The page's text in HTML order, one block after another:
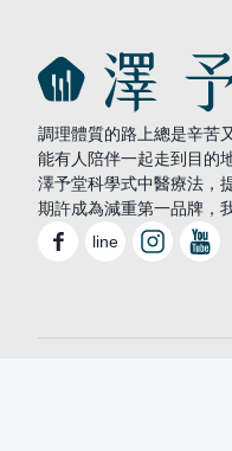
調理體質的路上總是辛苦
能有人陪伴一起走到目的
澤予堂科學式中醫療法，
期許成為減重第一品牌，
line